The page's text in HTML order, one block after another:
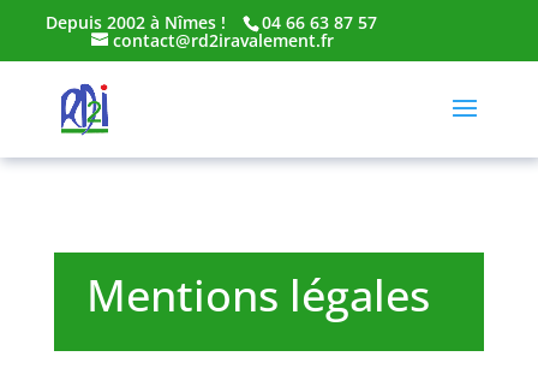
Depuis 2002 à Nîmes ! 04 66 63 87 57
contact@rd2iravalement.fr
Mentions légales